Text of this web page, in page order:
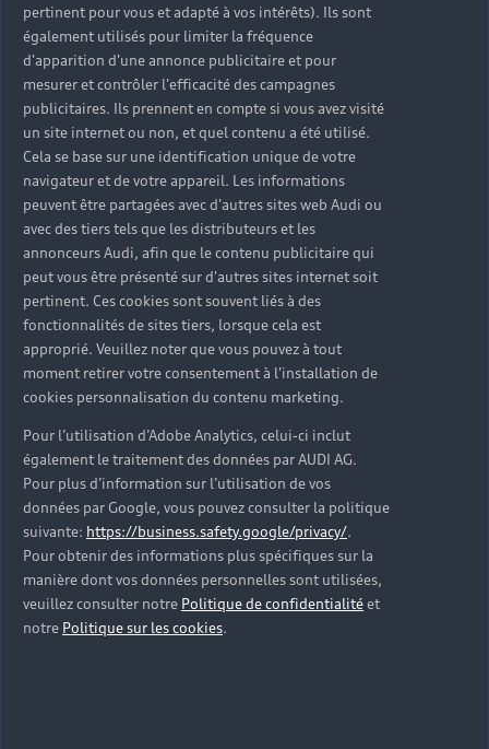
Prendre rendez-vous
Nos modèles phares
pertinent pour vous et adapté à vos intérêts). Ils sont
également utilisés pour limiter la fréquence
d'apparition d'une annonce publicitaire et pour
mesurer et contrôler l'efficacité des campagnes
publicitaires. Ils prennent en compte si vous avez visité
un site internet ou non, et quel contenu a été utilisé.
Cela se base sur une identification unique de votre
navigateur et de votre appareil. Les informations
peuvent être partagées avec d'autres sites web Audi ou
avec des tiers tels que les distributeurs et les
annonceurs Audi, afin que le contenu publicitaire qui
peut vous être présenté sur d'autres sites internet soit
pertinent. Ces cookies sont souvent liés à des
fonctionnalités de sites tiers, lorsque cela est
approprié. Veuillez noter que vous pouvez à tout
moment retirer votre consentement à l'installation de
cookies personnalisation du contenu marketing.
Pour l’utilisation d’Adobe Analytics, celui-ci inclut
également le traitement des données par AUDI AG.
Pour plus d’information sur l’utilisation de vos
données par Google, vous pouvez consulter la politique
suivante: https://business.safety.google/privacy/.
Pour obtenir des informations plus spécifiques sur la
manière dont vos données personnelles sont utilisées,
veuillez consulter notre Politique de confidentialitéet
notre Politique sur les cookies.